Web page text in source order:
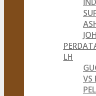
LH
VS